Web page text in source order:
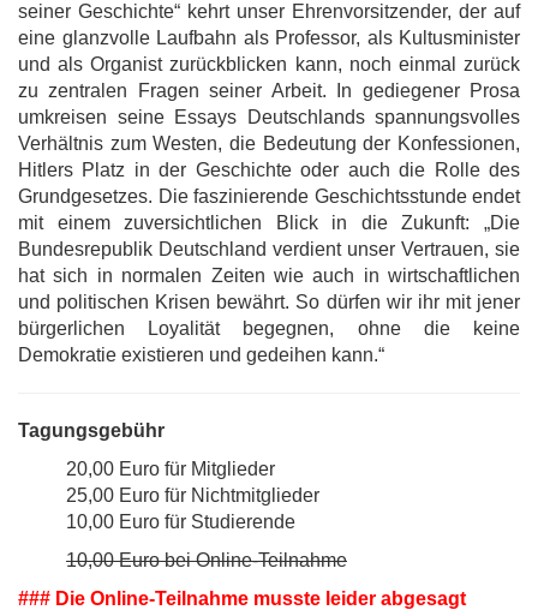
seiner Geschichte“ kehrt unser Ehrenvorsitzender, der auf
eine glanzvolle Laufbahn als Professor, als Kultusminister
und als Organist zurückblicken kann, noch einmal zurück
zu zentralen Fragen seiner Arbeit. In gediegener Prosa
umkreisen seine Essays Deutschlands spannungsvolles
Verhältnis zum Westen, die Bedeutung der Konfessionen,
Hitlers Platz in der Geschichte oder auch die Rolle des
Grundgesetzes. Die faszinierende Geschichtsstunde endet
mit einem zuversichtlichen Blick in die Zukunft: „Die
Bundesrepublik Deutschland verdient unser Vertrauen, sie
hat sich in normalen Zeiten wie auch in wirtschaftlichen
und politischen Krisen bewährt. So dürfen wir ihr mit jener
bürgerlichen Loyalität begegnen, ohne die keine
Demokratie existieren und gedeihen kann.“
Tagungsgebühr
20,00 Euro für Mitglieder
25,00 Euro für Nichtmitglieder
10,00 Euro für Studierende
10,00 Euro bei Online-Teilnahme
### Die Online-Teilnahme musste leider abgesagt